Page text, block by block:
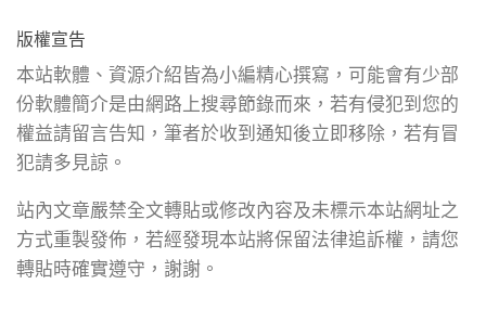
版權宣告
本站軟體、資源介紹皆為小編精心撰寫，可能會有少部
份軟體簡介是由網路上搜尋節錄而來，若有侵犯到您的
權益請留言告知，筆者於收到通知後立即移除，若有冒
犯請多見諒。
站內文章嚴禁全文轉貼或修改內容及未標示本站網址之
方式重製發佈，若經發現本站將保留法律追訴權，請您
轉貼時確實遵守，謝謝。